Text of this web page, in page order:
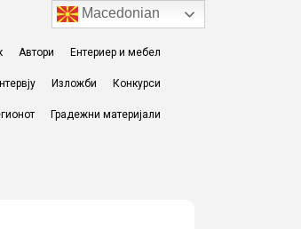
Автори Ентериер и мебел
Изложби Конкурси
Градежни материјали
Macedonian